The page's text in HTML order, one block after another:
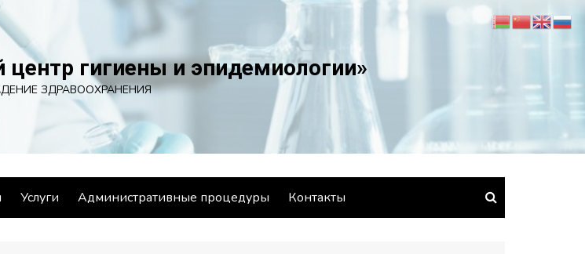
центр гигиены и эпидемиологии»
ЗДРАВООХРАНЕНИЯ
Услуги Административные процедуры Контакты